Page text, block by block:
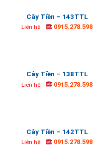
Cây Tiền – 143TTL
Liên hệ 0915.278.598
Cây Tiền – 138TTL
Liên hệ 0915.278.598
Cây Tiền – 142TTL
Liên hệ 0915.278.598